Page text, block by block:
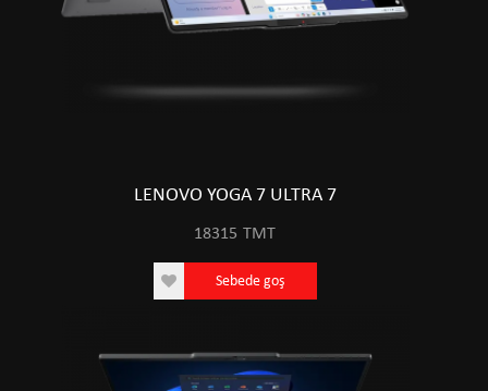
LENOVO YOGA 7 ULTRA 7
18315 TMT
Sebede goş